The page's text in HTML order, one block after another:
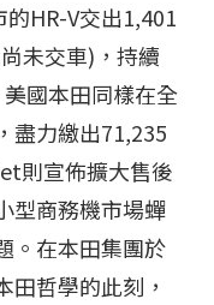
HR-V交出1,401
未交車)，持續
國本田同樣在全
盡力繳出71,235
則宣佈擴大售後
型商務機市場蟬
。在本田集團於
田哲學的此刻，